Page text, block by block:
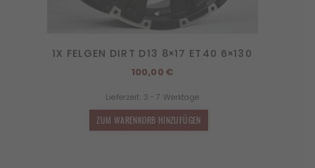
1X FELGEN DIRT D13 8×17 ET40 6×130
100,00 €
Lieferzeit: 3 - 7 Werktage
ZUM WARENKORB HINZUFÜGEN